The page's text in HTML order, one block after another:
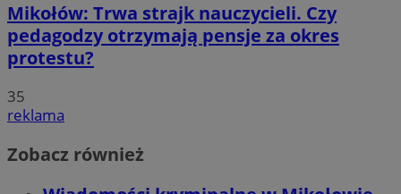
Mikołów: Trwa strajk nauczycieli. Czy
pedagodzy otrzymają pensje za okres
protestu?
35
reklama
Zobacz również